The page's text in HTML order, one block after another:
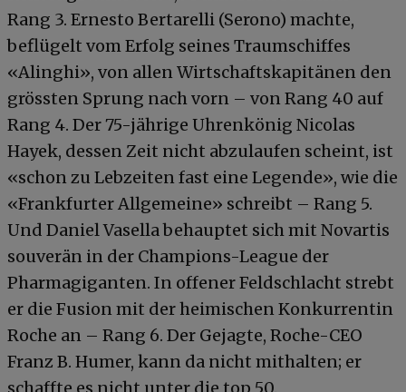
Rang 3. Ernesto Bertarelli (Serono) machte,
beflügelt vom Erfolg seines Traumschiffes
«Alinghi», von allen Wirtschaftskapitänen den
grössten Sprung nach vorn – von Rang 40 auf
Rang 4. Der 75-jährige Uhrenkönig Nicolas
Hayek, dessen Zeit nicht abzulaufen scheint, ist
«schon zu Lebzeiten fast eine Legende», wie die
«Frankfurter Allgemeine» schreibt – Rang 5.
Und Daniel Vasella behauptet sich mit Novartis
souverän in der Champions-League der
Pharmagiganten. In offener Feldschlacht strebt
er die Fusion mit der heimischen Konkurrentin
Roche an – Rang 6. Der Gejagte, Roche-CEO
Franz B. Humer, kann da nicht mithalten; er
schaffte es nicht unter die top 50.